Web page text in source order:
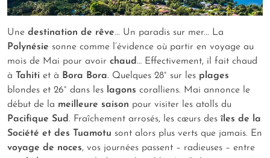
Une destination de rêve... Un paradis sur mer... La
Polynésie sonne comme l’évidence où partir en voyage au
mois de Mai pour avoir chaud… Effectivement, il fait chaud
à Tahiti et à Bora Bora. Quelques 28° sur les plages
blondes et 26° dans les lagons coralliens. Mai annonce le
début de la meilleure saison pour visiter les atolls du
Pacifique Sud. Fraîchement arrosés, les cœurs desîles de la
Société et des Tuamotu sont alors plus verts que jamais. En
voyage de noces, vos journées passent – radieuses – entre